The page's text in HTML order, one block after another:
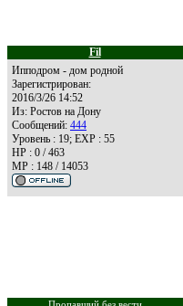
Fil
Ипподром - дом родной
Зарегистрирован:
2016/3/26 14:52
Из: Ростов на Дону
Сообщений: 444
Уровень : 19; EXP : 55
HP : 0 / 463
MP : 148 / 14053